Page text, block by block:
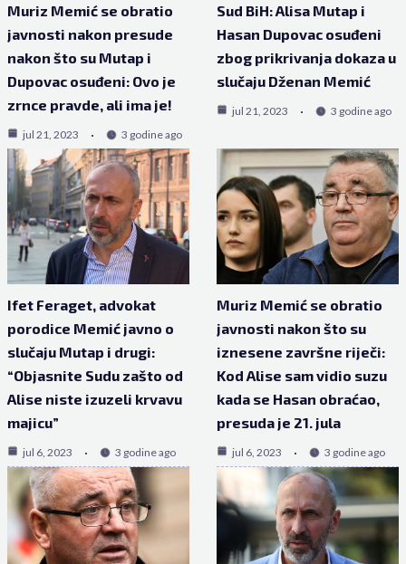
Muriz Memić se obratio
javnosti nakon presude
nakon što su Mutap i
Dupovac osuđeni: Ovo je
zrnce pravde, ali ima je!
jul 21, 2023 3 godine ago
Sud BiH: Alisa Mutap i
Hasan Dupovac osuđeni
zbog prikrivanja dokaza u
slučaju Dženan Memić
jul 21, 2023 3 godine ago
Ifet Feraget, advokat
porodice Memić javno o
slučaju Mutap i drugi:
“Objasnite Sudu zašto od
Alise niste izuzeli krvavu
majicu”
jul 6, 2023 3 godine ago
Muriz Memić se obratio
javnosti nakon što su
iznesene završne riječi:
Kod Alise sam vidio suzu
kada se Hasan obraćao,
presuda je 21. jula
jul 6, 2023 3 godine ago